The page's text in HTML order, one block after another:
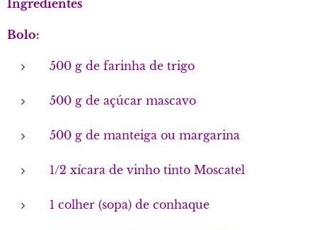
Ingredientes
Bolo:
500 g de farinha de trigo
500 g de açúcar mascavo
500 g de manteiga ou margarina
1/2 xícara de vinho tinto Moscatel
1 colher (sopa) de conhaque